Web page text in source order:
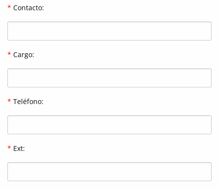
* Contacto:
* Cargo:
* Teléfono:
* Ext: